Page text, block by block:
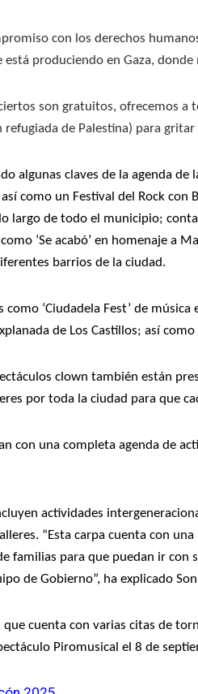
con los derechos
produciendo en Gaza,
son gratuitos, ofrecemos a
de Palestina) para
algunas claves de la agenda
como un Festival del Rock con
largo de todo el municipio;
‘Se acabó’ en homenaje a
barrios de la ciudad.
‘Ciudadela Fest’ de
de Los Castillos; así
clown también están
por toda la ciudad para que
con una completa agenda de
actividades
“Esta carpa cuenta con
familias para que puedan ir
de Gobierno”, ha explicado
cuenta con varias citas de
Piromusical el 8 de